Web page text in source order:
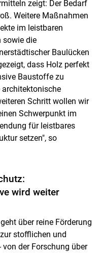
zeigt: Der Bedarf
Weitere Maßnahmen
im leistbaren
sowie die
Baulücken
dass Holz perfekt
Baustoffe zu
Schritt wollen wir
Schwerpunkt im
für leistbares
setzen", so
wird weiter
über reine Förderung
stofflichen und
der Forschung über